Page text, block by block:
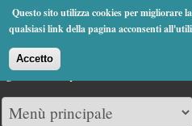
Questo sito utilizza cookies per migliorare
qualsiasi link della pagina acconsenti
Accetto
Jump to Navigation